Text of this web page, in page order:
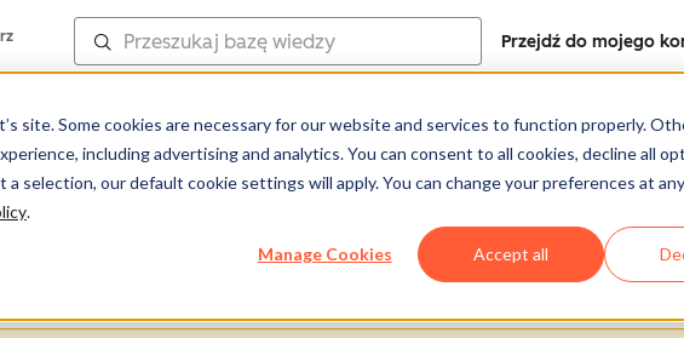
site. Some cookies are necessary for our website and services to function properly.
including advertising and analytics. You can consent to all cookies, decline all
selection, our default cookie settings will apply. You can change your preferences at
.
Manage Cookies Accept all
Przejdź do mojego
wiedzy Centrum pomocy Dokumentacja